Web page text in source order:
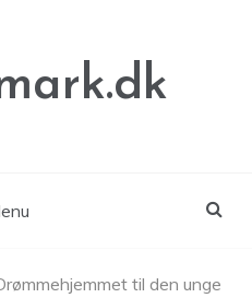
til den unge